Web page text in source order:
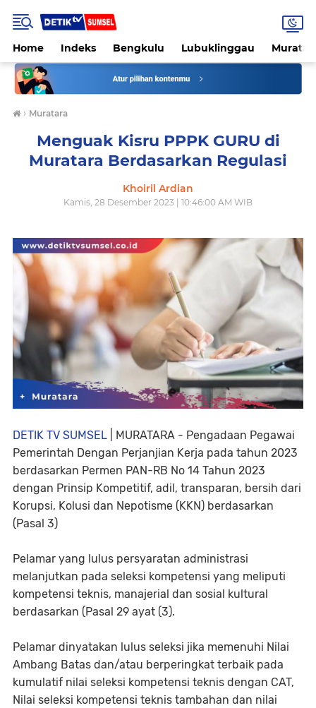
Home Indeks Bengkulu Lubuklinggau
› Muratara
Menguak Kisru PPPK GURU di
Muratara Berdasarkan Regulasi
Khoiril Ardian
Kamis, 28 Desember 2023 | 10:46:00 AM WIB
DETIK TV SUMSEL | MURATARA - Pengadaan Pegawai
Pemerintah Dengan Perjanjian Kerja pada tahun 2023
berdasarkan Permen PAN-RB No 14 Tahun 2023
dengan Prinsip Kompetitif, adil, transparan, bersih dari
Korupsi, Kolusi dan Nepotisme (KKN) berdasarkan
(Pasal 3)
Pelamar yang lulus persyaratan administrasi
melanjutkan pada seleksi kompetensi yang meliputi
kompetensi teknis, manajerial dan sosial kultural
berdasarkan (Pasal 29 ayat (3).
Pelamar dinyatakan lulus seleksi jika memenuhi Nilai
Ambang Batas dan/atau berperingkat terbaik pada
kumulatif nilai seleksi kompetensi teknis dengan CAT,
Nilai seleksi kompetensi teknis tambahan dan nilai